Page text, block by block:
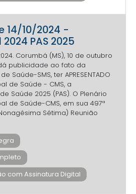
14/10/2024 -
2024 PAS 2025
Corumbá (MS), 10 de outubro
publicidade ao fato da
Saúde-SMS, ter APRESENTADO
de Saúde - CMS, a
Saúde 2025 (PAS). O Plenário
de Saúde-CMS, em sua 497ª
Sétima) Reunião
com Assinatura Digital